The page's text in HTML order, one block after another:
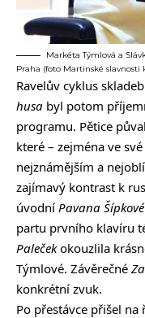
Markéta Týmlová a
Praha (foto Martinské slavnosti
Ravelův cyklus
husa byl potom
programu. Pětice
které – zejména ve
nejznámějším a
zajímavý kontrast k
úvodní Pavana
partu prvního klavíru
Palečekokouzlila
Týmlové. Závěrečné
konkrétní zvuk.
Po přestávce přišel